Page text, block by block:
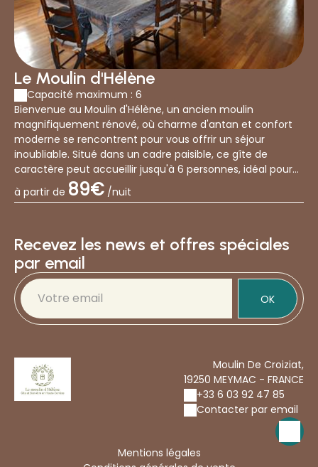
Le Moulin d'Hélène
Capacité maximum : 6
Bienvenue au Moulin d'Hélène, un ancien moulin
magnifiquement rénové, où charme d'antan et confort
moderne se rencontrent pour vous offrir un séjour
inoubliable. Situé dans un cadre paisible, ce gîte de
caractère peut accueillir jusqu'à 6 personnes, idéal pour
des vacances en famille, entre amis ou...
à partir de 89€ /nuit
Recevez les news et offres spéciales
par email
OK
Moulin De Croiziat,
19250 MEYMAC - FRANCE
+33 6 03 92 47 85
Contacter par email
Mentions légales